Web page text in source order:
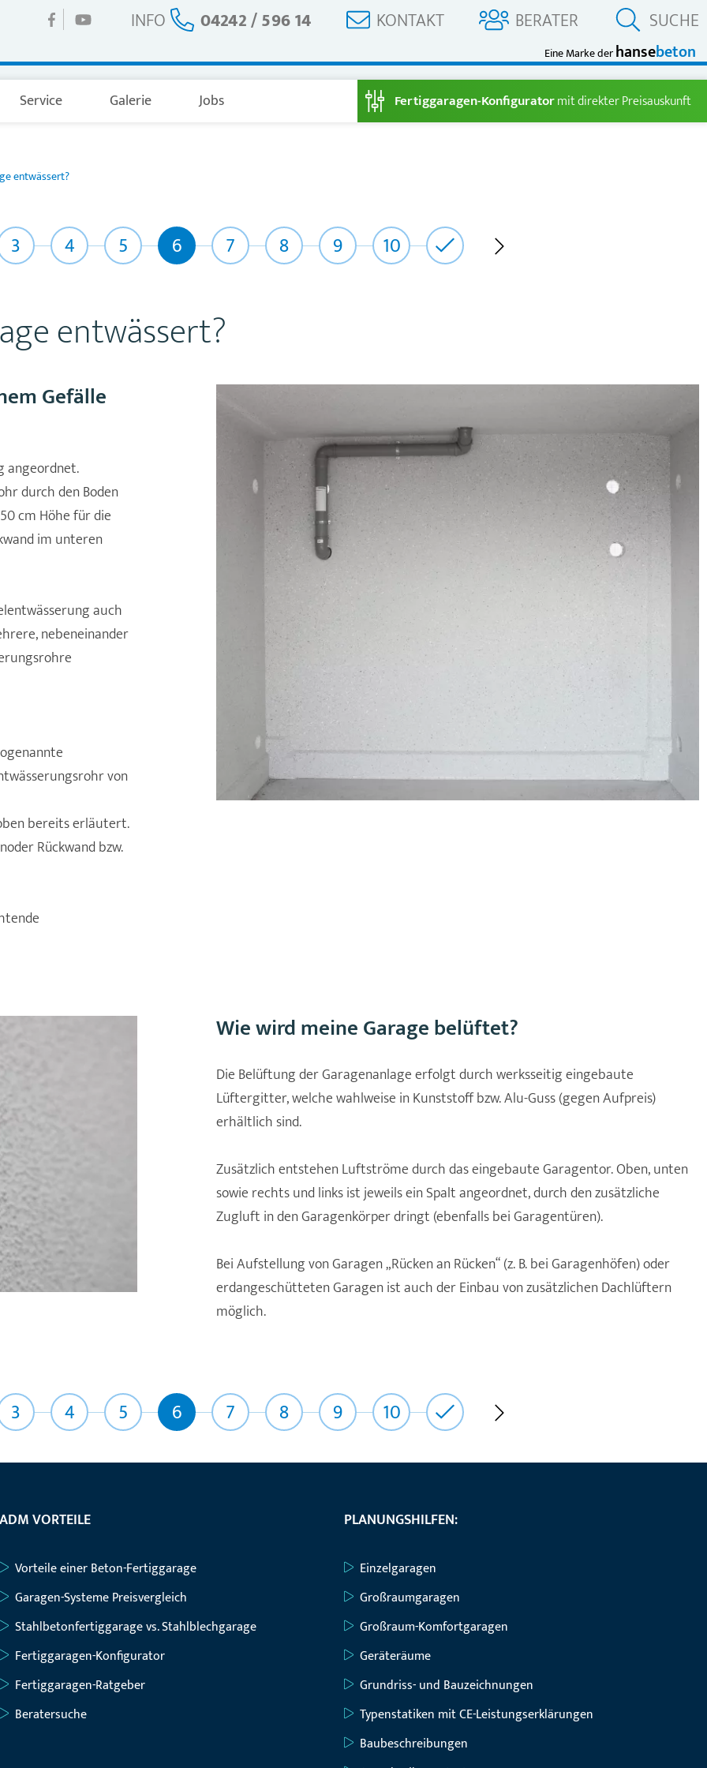
Eine Marke derhansebeton
INFO 04242 / 596 14 KONTAKT BERATER SUCHE
Service Galerie Jobs Fertiggaragen-Konfiguratormit direkter Preisauskunft
entwässert?
3 4 5 6 7 8 9 10
entwässert?
Gefälle
angeordnet.
durch den Boden
cm Höhe für die
im unteren
auch
nebeneinander
von
bereits erläutert.
Rückwand bzw.
Wie wird meine Garage belüftet?
Die Belüftung der Garagenanlage erfolgt durch werksseitig eingebaute
Lüftergitter, welche wahlweise in Kunststoff bzw. Alu-Guss (gegen Aufpreis)
erhältlich sind.
Zusätzlich entstehen Luftströme durch das eingebaute Garagentor. Oben, unten
sowie rechts und links ist jeweils ein Spalt angeordnet, durch den zusätzliche
Zugluft in den Garagenkörper dringt (ebenfalls bei Garagentüren).
Bei Aufstellung von Garagen „Rücken an Rücken“ (z. B. bei Garagenhöfen) oder
erdangeschütteten Garagen ist auch der Einbau von zusätzlichen Dachlüftern
möglich.
3 4 5 6 7 8 9 10
VORTEILE
Vorteile einer Beton-Fertiggarage
Garagen-Systeme Preisvergleich
Stahlbetonfertiggarage vs. Stahlblechgarage
Fertiggaragen-Konfigurator
Fertiggaragen-Ratgeber
Beratersuche
PLANUNGSHILFEN:
Einzelgaragen
Großraumgaragen
Großraum-Komfortgaragen
Geräteräume
Grundriss- und Bauzeichnungen
Typenstatiken mit CE-Leistungserklärungen
Baubeschreibungen